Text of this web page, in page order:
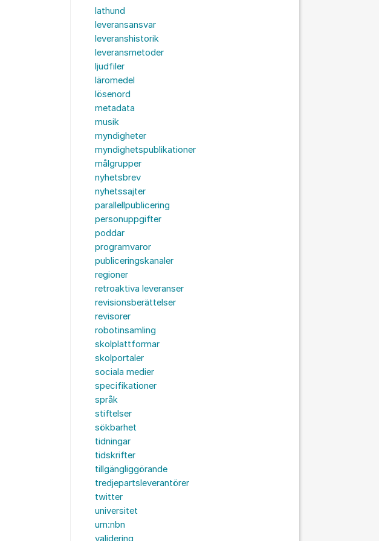
lathund
leveransansvar
leveranshistorik
leveransmetoder
ljudfiler
läromedel
lösenord
metadata
musik
myndigheter
myndighetspublikationer
målgrupper
nyhetsbrev
nyhetssajter
parallellpublicering
personuppgifter
poddar
programvaror
publiceringskanaler
regioner
retroaktiva leveranser
revisionsberättelser
revisorer
robotinsamling
skolplattformar
skolportaler
sociala medier
specifikationer
språk
stiftelser
sökbarhet
tidningar
tidskrifter
tillgängliggörande
tredjepartsleverantörer
twitter
universitet
urn:nbn
validering